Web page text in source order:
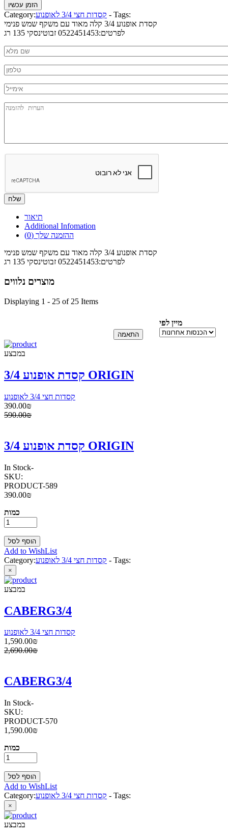
Category: קסדות חצי 3/4 לאופנוע - Tags:
קסדת אופנוע 3/4 קלה מאוד עם משקף שמש פנימי
לפרטים:0522451453 זבוטינסקי 135 רג
Nm *
Phone
mail
Message
תיאור
Additional Infomation
ההזמנה שלך (0)
קסדת אופנוע 3/4 קלה מאוד עם משקף שמש פנימי
לפרטים:0522451453 זבוטינסקי 135 רג
מוצרים נלווים
Displaying 1 - 25 of 25 Items
מיין לפי
במבצע
קסדת אופנוע 3/4 ORIGIN
קסדות חצי 3/4 לאופנוע
390.00₪
590.00₪
קסדת אופנוע 3/4 ORIGIN
In Stock-
SKU:
PRODUCT-589
390.00₪
כמות
Add to WishList
Category:
קסדות חצי 3/4 לאופנוע - Tags:
×
במבצע
CABERG3/4
קסדות חצי 3/4 לאופנוע
1,590.00₪
2,690.00₪
CABERG3/4
In Stock-
SKU:
PRODUCT-570
1,590.00₪
כמות
Add to WishList
Category:
קסדות חצי 3/4 לאופנוע - Tags:
×
במבצע